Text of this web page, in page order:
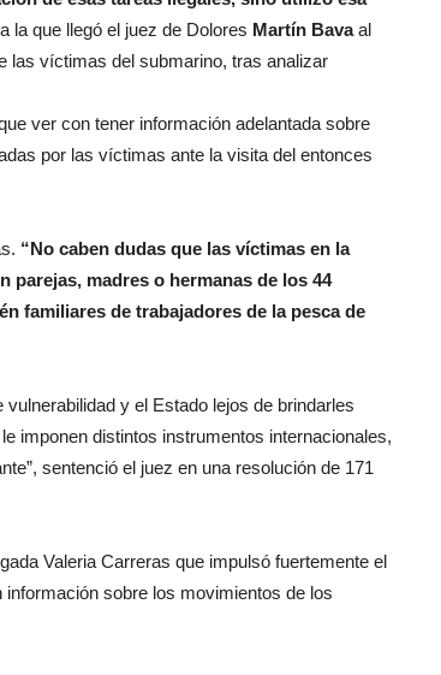
la que llegó el juez de Dolores Martín Bavaal
las víctimas del submarino, tras analizar
ver con tener información adelantada sobre
por las víctimas ante la visita del entonces
“No caben dudas que las víctimas en la
parejas, madres o hermanas de los 44
familiares de trabajadores de la pesca de
y el Estado lejos de brindarles
imponen distintos instrumentos internacionales,
sentenció el juez en una resolución de 171
Valeria Carreras que impulsó fuertemente el
sobre los movimientos de los